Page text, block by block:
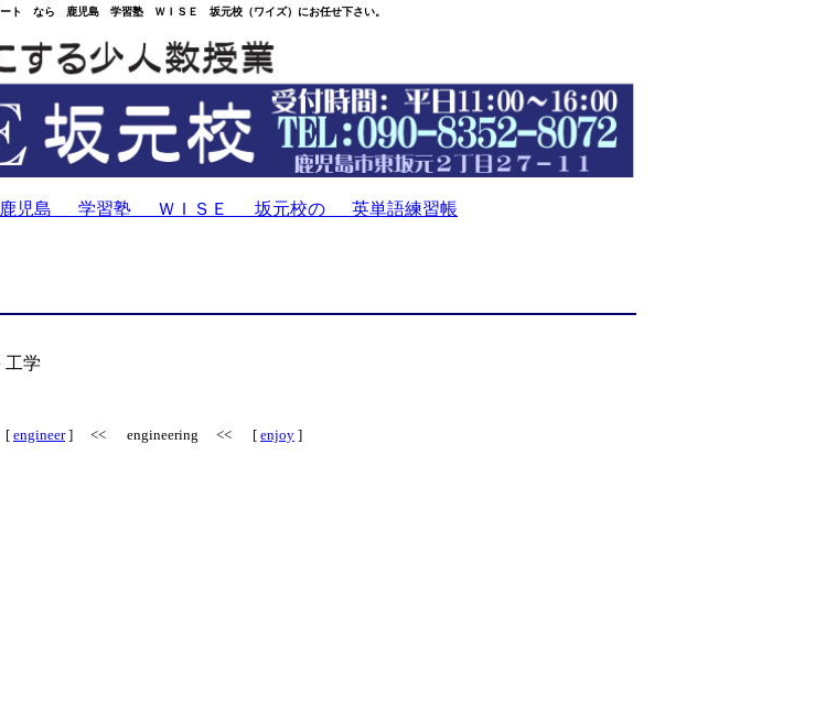
ト なら 鹿児島 学習塾 ＷＩＳＥ 坂元校（ワイズ）にお任せ下さい。
鹿児島 学習塾 ＷＩＳＥ 坂元校の 英単語練習帳
工学
[ engineer] << engineering << [ enjoy ]